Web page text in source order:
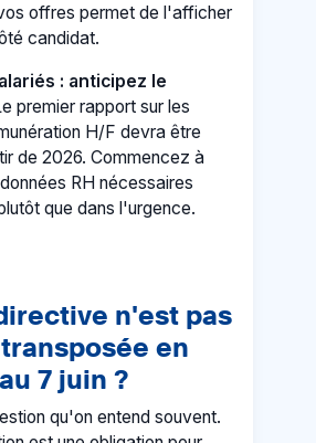
offres permet de l'afficher
candidat.
: anticipez le
premier rapport sur les
H/F devra être
de 2026. Commencez à
RH nécessaires
que dans l'urgence.
n'est pas
en
7 juin ?
qu'on entend souvent.